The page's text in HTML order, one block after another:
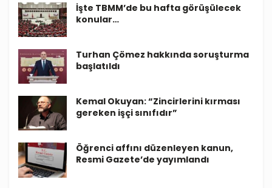
İşte TBMM’de bu hafta görüşülecek
konular…
Turhan Çömez hakkında soruşturma
başlatıldı
Kemal Okuyan: “Zincirlerini kırması
gereken işçi sınıfıdır”
Öğrenci affını düzenleyen kanun,
Resmi Gazete’de yayımlandı